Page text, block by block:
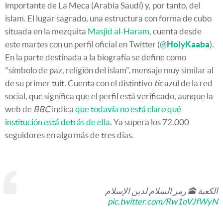
importante de La Meca (Arabia Saudí) y, por tanto, del
islam. El lugar sagrado, una estructura con forma de cubo
situada en la mezquita Masjid al-Haram, cuenta desde
este martes con un perfil oficial en Twitter (@HolyKaaba).
En la parte destinada a la biografía se define como
"símbolo de paz, religión del islam", mensaje muy similar al
de su primer tuit. Cuenta con el distintivo ticazul de la red
social, que significa que el perfil está verificado, aunque la
web de BBCindica que todavía no está claro qué
institución está detrás de ella. Ya supera los 72.000
seguidores en algo más de tres días.
الكعبة 🕋 رمز السلام لدين الإسلام
pic.twitter.com/Rw1oVJfWyN